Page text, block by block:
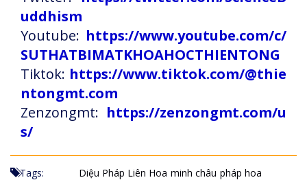
uddhism
Youtube: https://www.youtube.com/c/
SUTHATBIMATKHOAHOCTHIENTONG
Tiktok: https://www.tiktok.com/@thie
ntongmt.com
Zenzongmt: https://zenzongmt.com/u
s/
Tags: Diệu Pháp Liên Hoa minh châu pháp hoa